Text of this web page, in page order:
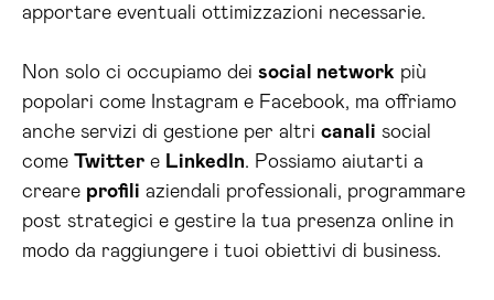
apportare eventuali ottimizzazioni necessarie.
Non solo ci occupiamo dei social network più
popolari come Instagram e Facebook, ma offriamo
anche servizi di gestione per altri canali social
come Twitter e LinkedIn. Possiamo aiutarti a
creare profili aziendali professionali, programmare
post strategici e gestire la tua presenza online in
modo da raggiungere i tuoi obiettivi di business.